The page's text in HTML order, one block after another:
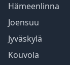
Hämeenlinna
Joensuu
Jyväskylä
Kouvola